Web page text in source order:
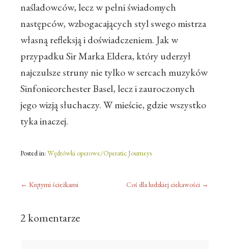
naśladowców, lecz w pełni świadomych
następców, wzbogacających styl swego mistrza
własną refleksją i doświadczeniem. Jak w
przypadku Sir Marka Eldera, który uderzył
najczulsze struny nie tylko w sercach muzyków
Sinfonieorchester Basel, lecz i zauroczonych
jego wizją słuchaczy. W mieście, gdzie wszystko
tyka inaczej.
Posted in: Wędrówki operowe/Operatic Journeys
← Krętymi ścieżkami Coś dla ludzkiej ciekawości →
2 komentarze